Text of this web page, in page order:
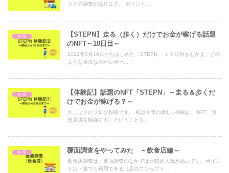
ンドの調査があります。 ポイント...
お金
【STEPN】走る（歩く）だけでお金が稼げる話題
のNFT～10日目～
2022年3月10日からはじめた「STEPN」 １０日目をむかえ、どの
ような状況なのかレポー...
お金
【体験記】話題のNFT「STEPN」～走る＆歩くだ
けでお金が稼げる？～
久しぶりのブログ投稿です。 私は今年の新しい挑戦に「NFT、仮
想通貨を勉強する」ということを...
お金 覆面調査をやってみた ～飲食店編～
飲食店調査は、覆面調査のなかでは比較的人気が高いです。ポイン
トは・誰でも利用できる（店のコンセプト...